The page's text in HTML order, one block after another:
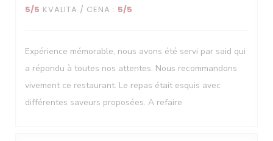
5/5 KVALITA / CENA : 5/5
Expérience mémorable, nous avons été servi par said qui
a répondu à toutes nos attentes. Nous recommandons
vivement ce restaurant. Le repas était esquis avec
différentes saveurs proposées. A refaire